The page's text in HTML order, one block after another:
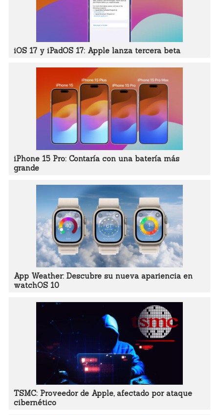
iOS 17 y iPadOS 17: Apple lanza tercera beta
iPhone 15 Pro: Contaría con una batería más
grande
App Weather: Descubre su nueva apariencia en
watchOS 10
TSMC: Proveedor de Apple, afectado por ataque
cibernético